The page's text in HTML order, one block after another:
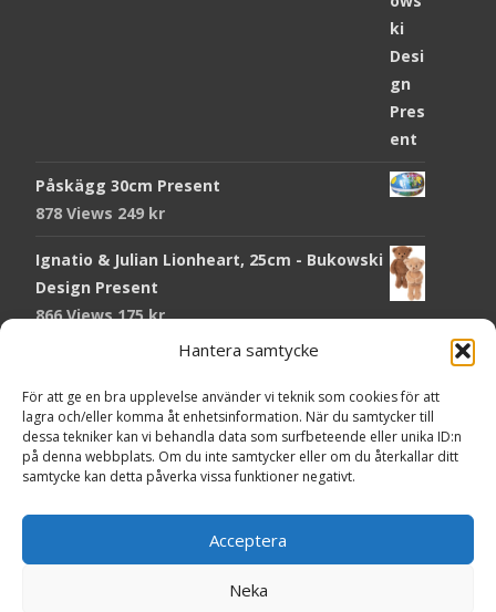
Hantera samtycke
För att ge en bra upplevelse använder vi teknik som cookies för att
lagra och/eller komma åt enhetsinformation. När du samtycker till
dessa tekniker kan vi behandla data som surfbeteende eller unika ID:n
på denna webbplats. Om du inte samtycker eller om du återkallar ditt
samtycke kan detta påverka vissa funktioner negativt.
Acceptera
Neka
Påskägg 30cm Present
878 Views 249 kr
Ignatio & Julian Lionheart, 25cm - Bukowski
Design Present
866 Views175kr
Chokladmynt Påskmotiv Present
822 Views
Kort Påskhare, 8,5x11,5 cm Present
766 Views20kr
röd - Ernst Kirchsteiger Present
723 Views89kr
Powered by WordPress , Themei-craftby TemplatesNext.